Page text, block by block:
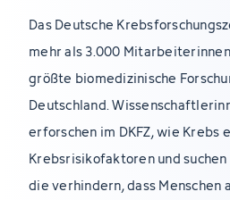
Das Deutsche
mehr als 3.000
größte biomedizinische
Deutschland.
erforschen im DKFZ, wie Krebs
Krebsrisikofaktoren und
die verhindern, dass Menschen